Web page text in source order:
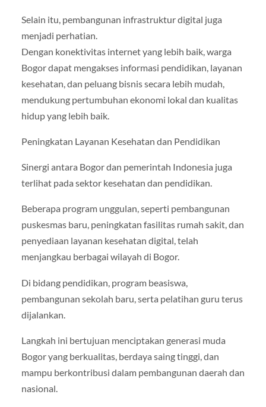
Selain itu, pembangunan infrastruktur digital juga
menjadi perhatian.
Dengan konektivitas internet yang lebih baik, warga
Bogor dapat mengakses informasi pendidikan, layanan
kesehatan, dan peluang bisnis secara lebih mudah,
mendukung pertumbuhan ekonomi lokal dan kualitas
hidup yang lebih baik.
Peningkatan Layanan Kesehatan dan Pendidikan
Sinergi antara Bogor dan pemerintah Indonesia juga
terlihat pada sektor kesehatan dan pendidikan.
Beberapa program unggulan, seperti pembangunan
puskesmas baru, peningkatan fasilitas rumah sakit, dan
penyediaan layanan kesehatan digital, telah
menjangkau berbagai wilayah di Bogor.
Di bidang pendidikan, program beasiswa,
pembangunan sekolah baru, serta pelatihan guru terus
dijalankan.
Langkah ini bertujuan menciptakan generasi muda
Bogor yang berkualitas, berdaya saing tinggi, dan
mampu berkontribusi dalam pembangunan daerah dan
nasional.